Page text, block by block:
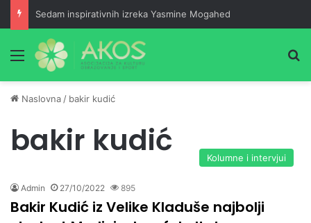
Sedam inspirativnih izreka Yasmine Mogahed
Meni
Naslovna / bakir kudić
bakir kudić Kolumne i intervjui
Admin 27/10/2022 895
Bakir Kudić iz Velike Kladuše najbolji